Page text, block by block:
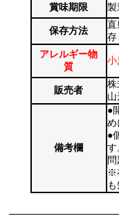
賞味期限
製
保存方法
直
存
アレルギー物
質
小
販売者
株
備考欄
●
め
●
す
※